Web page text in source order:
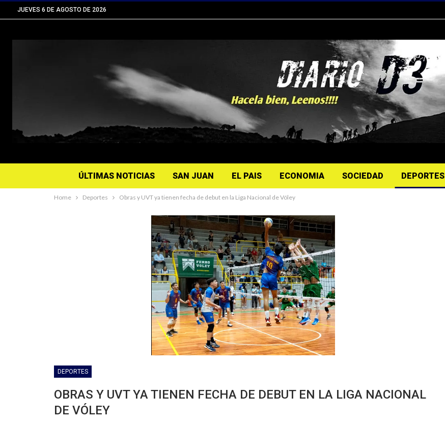
JUEVES 6 DE AGOSTO DE 2026
ÚLTIMAS NOTICIAS SAN JUAN EL PAIS ECONOMIA SOCIEDAD DEPORTES
Home Deportes Obras y UVT ya tienen fecha de debut en la Liga Nacional de Vóley
DEPORTES
OBRAS Y UVT YA TIENEN FECHA DE DEBUT EN LA LIGA NACIONAL
DE VÓLEY